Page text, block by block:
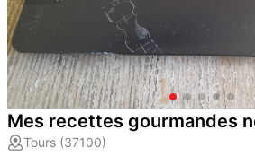
Mes recettes gourmandes
Tours (37100)